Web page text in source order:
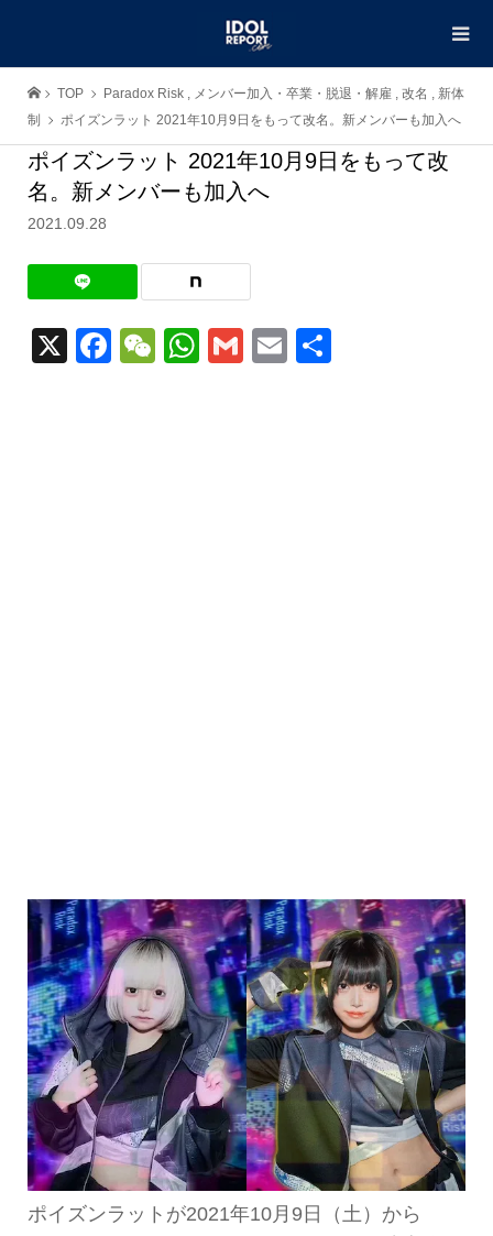
TOP Paradox Risk , メンバー加入・卒業・脱退・解雇 , 改名 , 新体
制
ポイズンラット 2021年10月9日をもって改名。新メンバーも加入へ
ポイズンラット 2021年10月9日をもって改
名。新メンバーも加入へ
2021.09.28
X Facebook
WeChat
WhatsApp
GmailEmail
ポイズンラットが2021年10月9日（土）から